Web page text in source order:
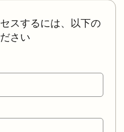
スするには、以下の
さい